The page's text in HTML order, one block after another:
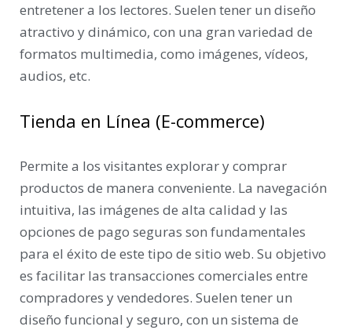
entretener a los lectores. Suelen tener un diseño
atractivo y dinámico, con una gran variedad de
formatos multimedia, como imágenes, vídeos,
audios, etc.
Tienda en Línea (E-commerce)
Permite a los visitantes explorar y comprar
productos de manera conveniente. La navegación
intuitiva, las imágenes de alta calidad y las
opciones de pago seguras son fundamentales
para el éxito de este tipo de sitio web. Su objetivo
es facilitar las transacciones comerciales entre
compradores y vendedores. Suelen tener un
diseño funcional y seguro, con un sistema de